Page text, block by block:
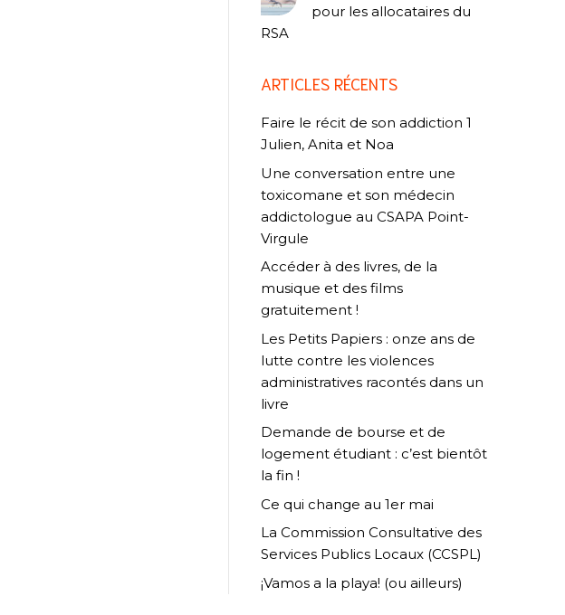
pour les allocataires du
RSA
ARTICLES RÉCENTS
Faire le récit de son addiction 1
Julien, Anita et Noa
Une conversation entre une
toxicomane et son médecin
addictologue au CSAPA Point-
Virgule
Accéder à des livres, de la
musique et des films
gratuitement !
Les Petits Papiers : onze ans de
lutte contre les violences
administratives racontés dans un
livre
Demande de bourse et de
logement étudiant : c’est bientôt
la fin !
Ce qui change au 1er mai
La Commission Consultative des
Services Publics Locaux (CCSPL)
¡Vamos a la playa! (ou ailleurs)